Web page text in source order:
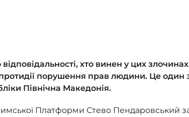
хто винен у цих
порушення прав людини. Це один
Північна Македонія.
Платформи Стево Пендаровський